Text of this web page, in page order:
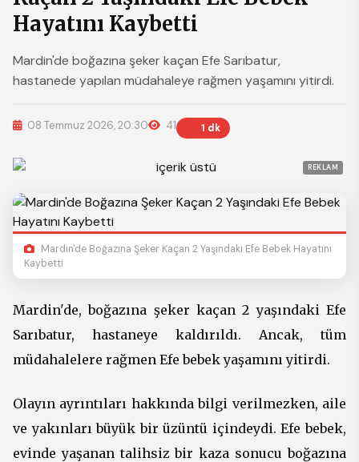
Hayatını Kaybetti
Mardin'de boğazına şeker kaçan Efe Sarıbatur,
hastanede yapılan müdahaleye rağmen yaşamını yitirdi.
08 Temmuz 2026, 20:30 41 1 dk
REKLAM
Mardin'de Boğazına Şeker Kaçan 2 Yaşındaki Efe Bebek Hayatını
Kaybetti
Mardin'de, boğazına şeker kaçan 2 yaşındaki Efe
Sarıbatur, hastaneye kaldırıldı. Ancak, tüm
müdahalelere rağmen Efe bebek yaşamını yitirdi.
Olayın ayrıntıları hakkında bilgi verilmezken, aile
ve yakınları büyük bir üzüntü içindeydi. Efe bebek,
evinde yaşanan talihsiz bir kaza sonucu boğazına